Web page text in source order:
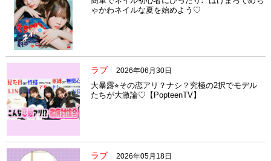
ゃかわネイルな夏を始めよう♡
ラブ 2026年06月30日
大暴露⭐︎その恋アリ？ナシ？究極の2択でモデル
たちが大激論♡【PopteenTV】
ラブ 2026年05月18日